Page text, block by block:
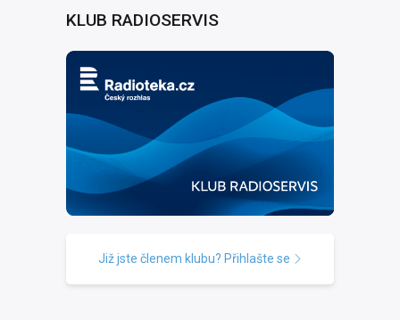
KLUB RADIOSERVIS
Již jste členem klubu? Přihlašte se